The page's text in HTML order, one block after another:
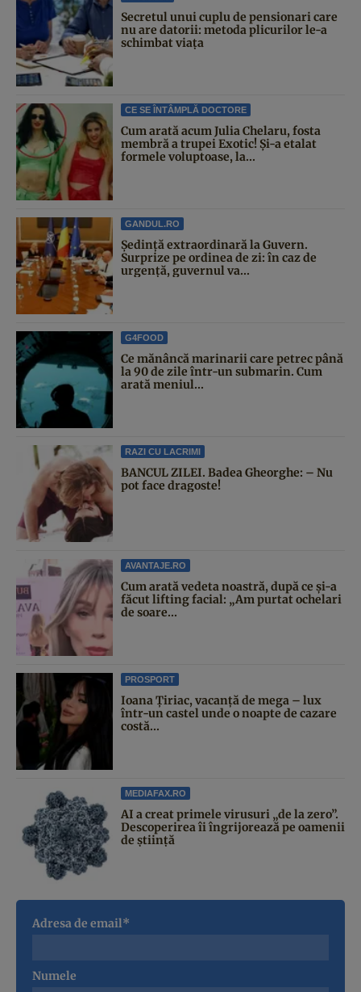
Secretul unui cuplu de pensionari care
nu are datorii: metoda plicurilor le-a
schimbat viața
CE SE ÎNTÂMPLĂ DOCTORE
Cum arată acum Julia Chelaru, fosta
membră a trupei Exotic! Și-a etalat
formele voluptoase, la...
GANDUL.RO
Şedinţă extraordinară la Guvern.
Surprize pe ordinea de zi: în caz de
urgență, guvernul va...
G4FOOD
Ce mănâncă marinarii care petrec până
la 90 de zile într-un submarin. Cum
arată meniul...
RAZI CU LACRIMI
BANCUL ZILEI. Badea Gheorghe: – Nu
pot face dragoste!
AVANTAJE.RO
Cum arată vedeta noastră, după ce și-a
făcut lifting facial: „Am purtat ochelari
de soare...
PROSPORT
Ioana Țiriac, vacanță de mega – lux
într-un castel unde o noapte de cazare
costă...
MEDIAFAX.RO
AI a creat primele virusuri „de la zero”.
Descoperirea îi îngrijorează pe oamenii
de știință
Adresa de email*
Numele